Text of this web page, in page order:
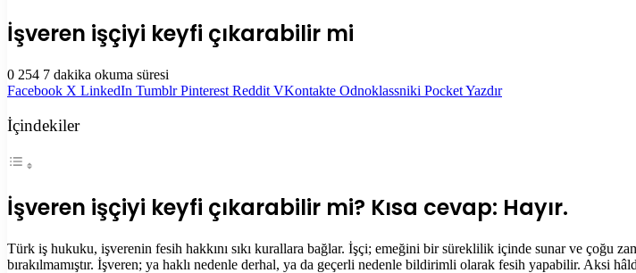
İşveren işçiyi keyfi çıkarabilir mi
0 254 7 dakika okuma süresi
Facebook X LinkedIn Tumblr Pinterest Reddit VKontakte Odnoklassniki PocketYazdır
İçindekiler
İşveren işçiyi keyfi çıkarabilir mi? Kısa cevap: Hayır.
Türk iş hukuku, işverenin fesih hakkını sıkı kurallara bağlar. İşçi; emeğini bir süreklilik içinde sunar ve çoğu
bırakılmamıştır. İşveren; ya haklı nedenle derhal, ya da geçerli nedenle bildirimli olarak fesih yapabilir. Aksi